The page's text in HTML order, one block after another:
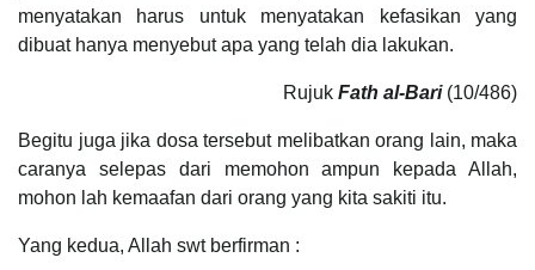
menyatakan harus untuk menyatakan kefasikan yang
dibuat hanya menyebut apa yang telah dia lakukan.
Rujuk Fath al-Bari(10/486)
Begitu juga jika dosa tersebut melibatkan orang lain, maka
caranya selepas dari memohon ampun kepada Allah,
mohon lah kemaafan dari orang yang kita sakiti itu.
Yang kedua, Allah swt berfirman :